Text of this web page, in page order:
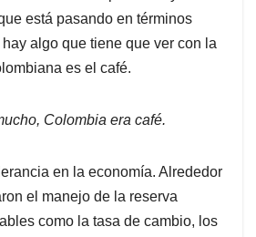
está pasando en términos
algo que tiene que ver con la
es el café.
Colombia era café.
en la economía. Alrededor
el manejo de la reserva
como la tasa de cambio, los